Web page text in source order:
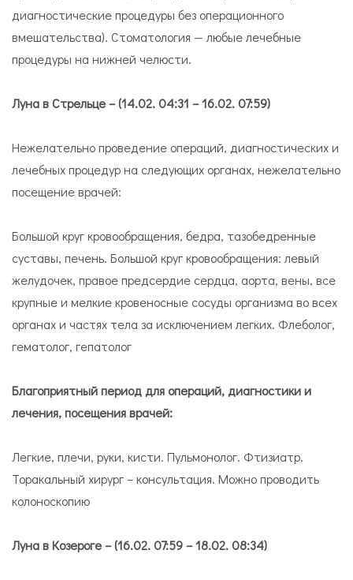
диагностические процедуры без операционного
вмешательства). Стоматология — любые лечебные
процедуры на нижней челюсти.
Луна в Стрельце – (14.02. 04:31 – 16.02. 07:59)
Нежелательно проведение операций, диагностических и
лечебных процедур на следующих органах, нежелательно
посещение врачей:
Большой круг кровообращения, бедра, тазобедренные
суставы, печень. Большой круг кровообращения: левый
желудочек, правое предсердие сердца, аорта, вены, все
крупные и мелкие кровеносные сосуды организма во всех
органах и частях тела за исключением легких. Флеболог,
гематолог, гепатолог
Благоприятный период для операций, диагностики и
лечения, посещения врачей:
Легкие, плечи, руки, кисти. Пульмонолог. Фтизиатр.
Торакальный хирург – консультация. Можно проводить
колоноскопию
Луна в Козероге – (16.02. 07:59 – 18.02. 08:34)